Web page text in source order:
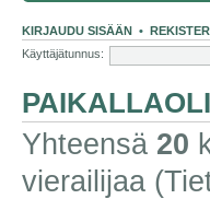
KIRJAUDU SISÄÄN •
Käyttäjätunnus:
Yhteensä 20
vierailijaa